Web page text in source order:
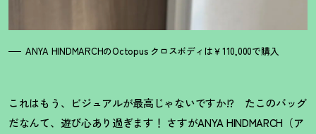
ANYA HINDMARCHのOctopus クロスボディは￥110,000で購入
これはもう、ビジュアルが最高じゃないですか!? たこのバッグ
だなんて、遊び心あり過ぎます ！ さすがANYA HINDMARCH（ア